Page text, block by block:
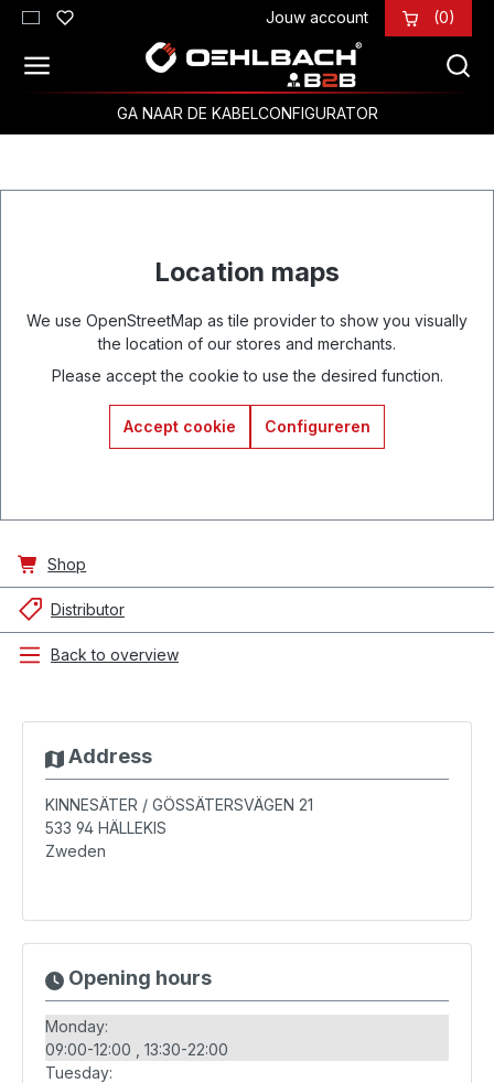
Ga naar de hoofdinhoud Jouw account (0)
GA NAAR DE KABELCONFIGURATOR
Location maps
We use OpenStreetMap as tile provider to show you visually
the location of our stores and merchants.
Please accept the cookie to use the desired function.
Accept cookie Configureren
Shop
Distributor
Back to overview
Address
KINNESÄTER / GÖSSÄTERSVÄGEN 21
533 94 HÄLLEKIS
Zweden
Opening hours
Monday:
09:00-12:00
13:30-22:00
Tuesday: